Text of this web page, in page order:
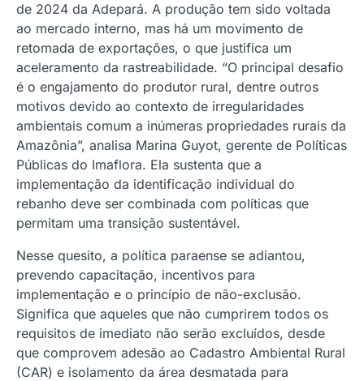
de 2024 da Adepará. A produção tem sido voltada
ao mercado interno, mas há um movimento de
retomada de exportações, o que justifica um
aceleramento da rastreabilidade. “O principal desafio
é o engajamento do produtor rural, dentre outros
motivos devido ao contexto de irregularidades
ambientais comum a inúmeras propriedades rurais da
Amazônia”, analisa Marina Guyot, gerente de Políticas
Públicas do Imaflora. Ela sustenta que a
implementação da identificação individual do
rebanho deve ser combinada com políticas que
permitam uma transição sustentável.
Nesse quesito, a política paraense se adiantou,
prevendo capacitação, incentivos para
implementação e o princípio de não-exclusão.
Significa que aqueles que não cumprirem todos os
requisitos de imediato não serão excluídos, desde
que comprovem adesão ao Cadastro Ambiental Rural
(CAR) e isolamento da área desmatada para